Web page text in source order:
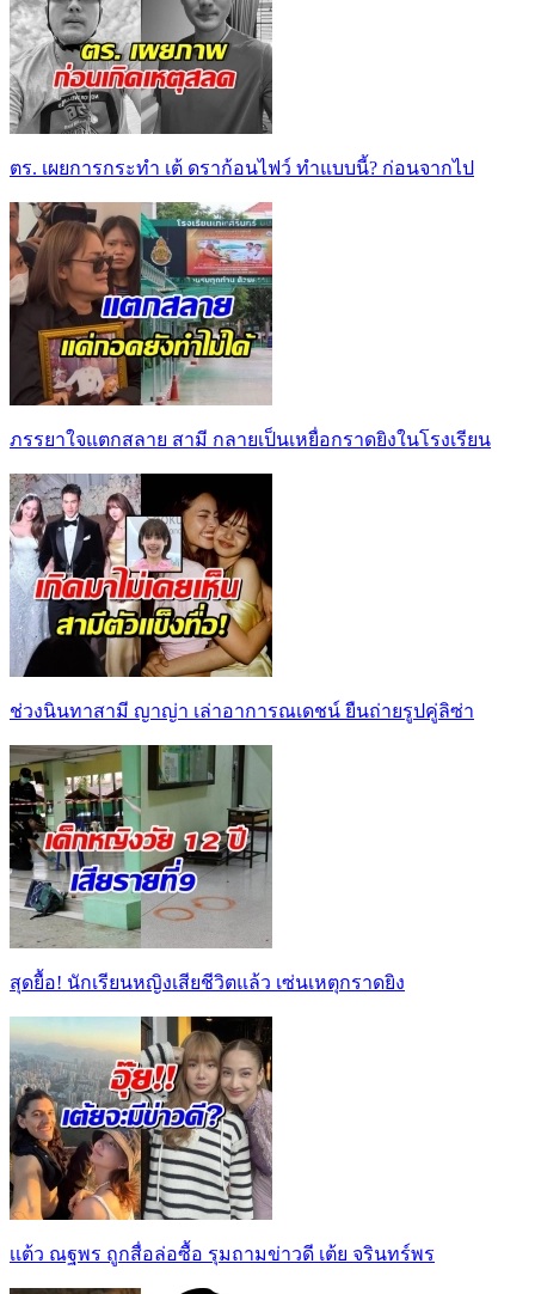
ตร. เผยการกระทำ เต้ ดราก้อนไฟว์ ทำแบบนี้? ก่อนจากไป
ภรรยาใจแตกสลาย สามี กลายเป็นเหยื่อกราดยิงในโรงเรียน
ช่วงนินทาสามี ญาญ่า เล่าอาการณเดชน์ ยืนถ่ายรูปคู่ลิซ่า
สุดยื้อ! นักเรียนหญิงเสียชีวิตแล้ว เซ่นเหตุกราดยิง
เเต้ว ณฐพร ถูกสื่อล่อซื้อ รุมถามข่าวดี เต้ย จรินทร์พร